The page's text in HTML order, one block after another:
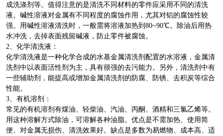
成洗涤剂等。值得注意的是清洗不同材料的零件应采用不同的清洗
液。碱性溶液对金属有不同程度的腐蚀作用，尤其对铝的腐蚀性较
强。用碱性溶液清洗时，一般需将溶液加热到80~90℃。除油后用热
水冲洗，去掉表面残留碱液，防止零件被腐蚀。
2、化学清洗液：
化学清洗液是一种化学合成的水基金属清洗剂配置的水溶液，金属清
洗剂中以表面活性剂为主，具有很强的去污能力。另外，清洗剂中有
一些辅助剂，能提高或增加金属清洗剂的防腐、防锈、去积炭等综合
性能。
3、有机溶剂：
常见的有机溶剂有煤油、轻柴油、汽油、丙酮、酒精和三氯乙烯等。
用这种溶解方式除油，可溶解各种油脂。优点是不需加热、使用简
便、对金属无损伤、清洗效果好。缺点是多数为易燃物、成本高、适